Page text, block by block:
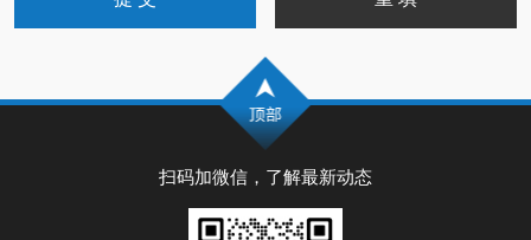
扫码加微信，了解最新动态